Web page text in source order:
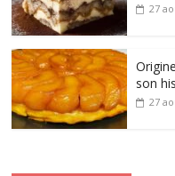
27
son
27